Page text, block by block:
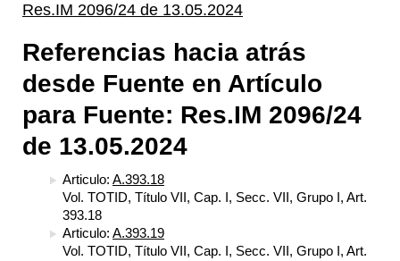
Res.IM 2096/24 de 13.05.2024
Referencias hacia atrás
desde Fuente en Artículo
para Fuente: Res.IM 2096/24
de 13.05.2024
Articulo: A.393.18
Vol. TOTID, Título VII, Cap. I, Secc. VII, Grupo I, Art.
393.18
Articulo: A.393.19
Vol. TOTID, Título VII, Cap. I, Secc. VII, Grupo I, Art.